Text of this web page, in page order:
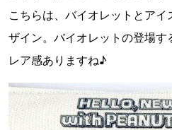
こちらは、バイオレットとア
ザイン。バイオレットの登場す
レア感ありますね♪